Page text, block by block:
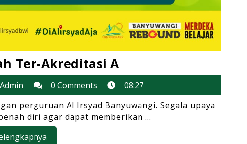
Ter-Akreditasi AAlhamdulillah
Ter-
Akreditasi
A
Admin Admin0 Comments
08:27
perguruan Al Irsyad Banyuwangi. Segala upaya
diri agar dapat memberikan ...
Selengkapnya